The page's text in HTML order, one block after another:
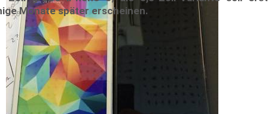
Monate später erscheinen.